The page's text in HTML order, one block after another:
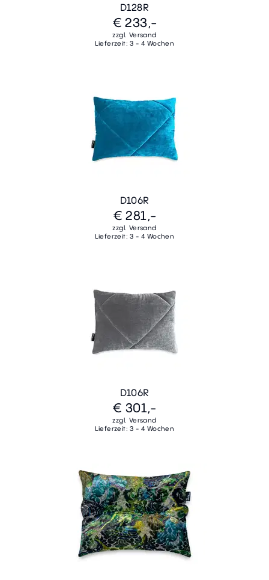
D128R
€ 233,-
zzgl. Versand
Lieferzeit: 3 - 4 Wochen
D106R
€ 281,-
zzgl. Versand
Lieferzeit: 3 - 4 Wochen
D106R
€ 301,-
zzgl. Versand
Lieferzeit: 3 - 4 Wochen